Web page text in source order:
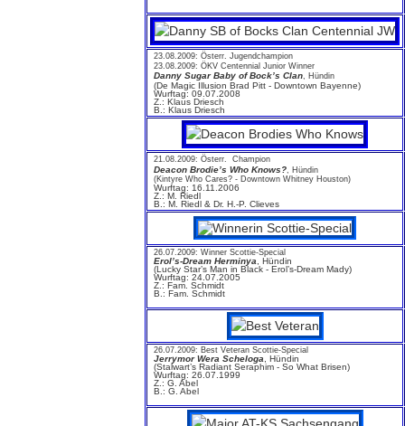
23.08.2009: Österr. Jugendchampion
23.08.2009: ÖKV Centennial Junior Winner
Danny Sugar Baby of Bock’s Clan , Hündin
(De Magic Illusion Brad Pitt - Downtown Bayenne)
Wurftag: 09.07.2008
Z.: Klaus Driesch
B.: Klaus Driesch
21.08.2009: Österr. Champion
Deacon Brodie’s Who Knows? , Hündin
(Kintyre Who Cares? - Downtown Whitney Houston)
Wurftag: 16.11.2006
Z.: M. Riedl
B.: M. Riedl & Dr. H.-P. Clieves
26.07.2009: Winner Scottie-Special
Erol’s-Dream Herminya , Hündin
(Lucky Star’s Man in Black - Erol’s-Dream Mady)
Wurftag: 24.07.2005
Z.: Fam. Schmidt
B.: Fam. Schmidt
26.07.2009: Best Veteran Scottie-Special
Jerrymor Wera Scheloga , Hündin
(Stalwart’s Radiant Seraphim - So What Brisen)
Wurftag: 26.07.1999
Z.: G. Abel
B.: G. Abel